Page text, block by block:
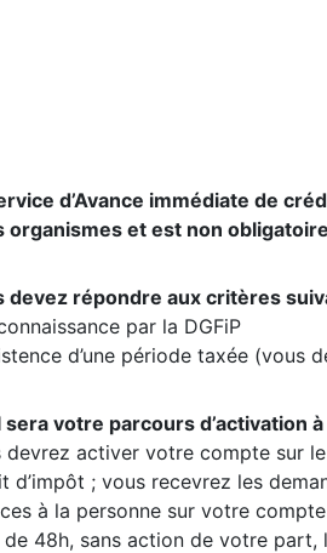
d’Avance immédiate de
organismes et est non
devez répondre aux critères
par la DGFiP
d’une période taxée (vous
sera votre parcours d’activation
devrez activer votre compte sur
d’impôt ; vous recevrez les
à la personne sur votre
48h, sans action de votre part,